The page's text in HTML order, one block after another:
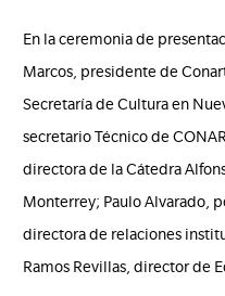
En la ceremonia de
Marcos, presidente de
Secretaría de Cultura en
secretario Técnico de
directora de la Cátedra
Monterrey; Paulo Alvarado,
directora de relaciones
Ramos Revillas, director de